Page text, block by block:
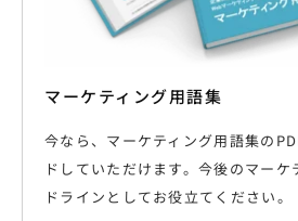
マーケティング用語集
今なら、マーケティング用語集の
ドしていただけます。今後のマーケ
ドラインとしてお役立てください。